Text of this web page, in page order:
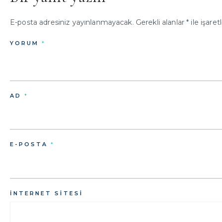
E-posta adresiniz yayınlanmayacak. Gerekli alanlar* ile
YORUM *
AD *
E-POSTA *
İNTERNET SITESI